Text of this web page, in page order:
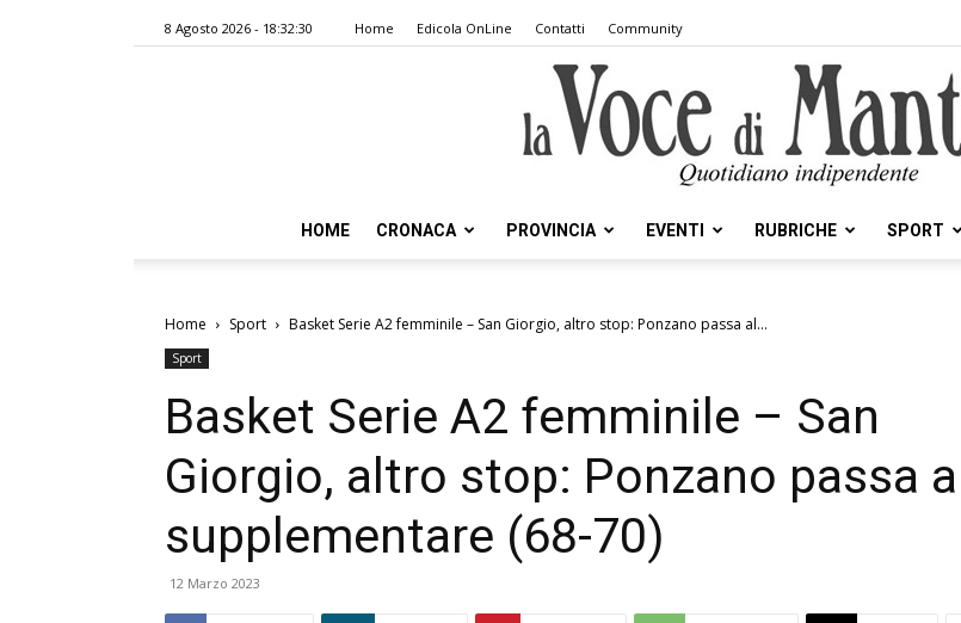
8 Agosto 2026 - 18:32:30 Home Edicola OnLine Contatti Community
Voce
HOME CRONACA PROVINCIA EVENTI RUBRICHE SPORT
Home Sport Basket Serie A2 femminile – San Giorgio, altro stop: Ponzano passa al...
Sport
Basket Serie A2 femminile – San
Giorgio, altro stop: Ponzano passa al
supplementare (68-70)
12 Marzo 2023